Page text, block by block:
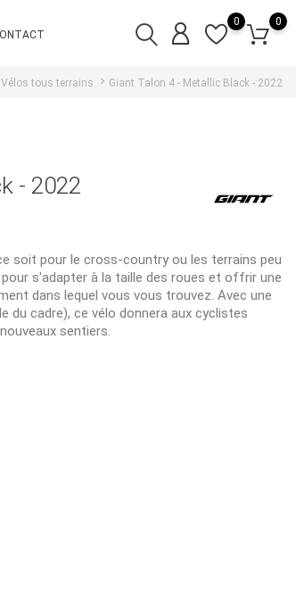
0
0
Vélos tous terrains Giant Talon 4 - Metallic Black - 2022
- 2022
soit pour le cross-country ou les terrains peu
s'adapter à la taille des roues et offrir une
dans lequel vous vous trouvez. Avec une
du cadre), ce vélo donnera aux cyclistes
sentiers.